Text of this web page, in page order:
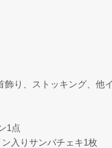
り、ストッキング、他
1点
入りサンバチェキ1枚